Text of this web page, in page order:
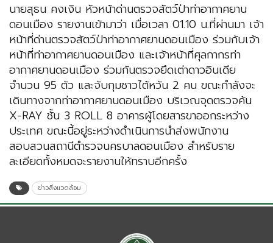
นายสุธน คงเงิน​ หัวหน้าด่านตรวจสัตว์ป่าท่าอากาศยาน
ดอนเมือง รายงานเข้ามาว่า​ เมื่อเวลา​ 01.10​ น.ที่ผ่านมา เจ้า
หน้าที่ด่านตรวจสัตว์ป่าท่าอากาศยานดอนเมือง ร่วมกับเจ้า
หน้าที่ท่าอากาศยานดอนเมือง และเจ้าหน้าที่ศุลกากรท่า
อากาศยานดอนเมือง ร่วมกันตรวจยึดเต่าดาวอินเดีย
จำนวน 95 ตัว และจับกุมชาวไต้หวัน 2 คน ขณะกำลังจะ
เดินทางจากท่าอากาศยานดอนเมือง​ บริเวณจุดตรวจค้น
X-RAY ชั้น​ 3 ROLL 8 อาคารผู้โดยสารขาออกระหว่าง
ประเทศ ขณะนี้อยู่ระหว่างดำเนินการนำส่งพนักงาน
สอบสวนสถานีตำรวจนครบาลดอนเมือง​ สำหรับราย
ละเอียดทั้งหมดจะรายงานให้ทราบอีกครั้ง
ข่าวสิ่งแวดล้อม